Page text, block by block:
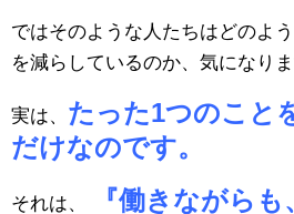
ではそのような人たちはどのよ
を減らしているのか、気になりま
実は、 たった1つのこと
だけなのです。
それは、
『働きながら